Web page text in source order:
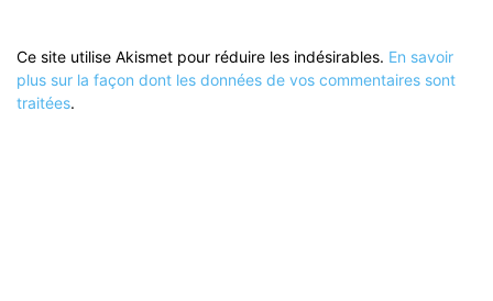
Ce site utilise Akismet pour réduire les indésirables. En savoir
plus sur la façon dont les données de vos commentaires sont
traitées.